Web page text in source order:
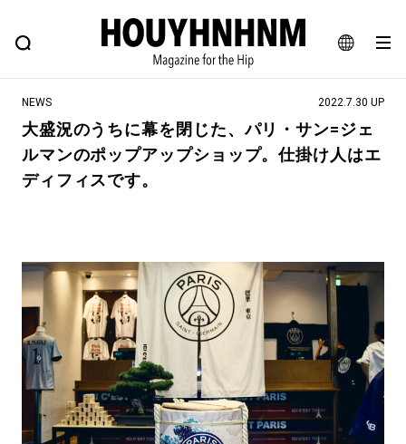
JA
EN
FEATURE BLOG SNAP
ヒップなファッション、カルチャー、ライフスタイルWEBマガジン
#注目のタグ
#NEW VINTAGE #マイナーグッド図鑑
#路地裏てぃーん。 #MONTHLY JOURNAL
#GH 銘品の所以 #フイナムのYouTube
#Commune H #FOCUS IT
#ととけん #FASHION #MUSIC #MOVIE
#LIFESTYLE #SNEAKER #OUTDOOR
#SPORTS #HANDSOME HANDBOOK
NEWS 2022.7.30 UP
大盛況のうちに幕を閉じた、パリ・サン=ジェ
ルマンのポップアップショップ。仕掛け人はエ
ディフィスです。